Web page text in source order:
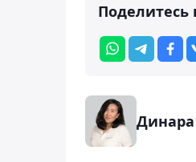
Поделитесь